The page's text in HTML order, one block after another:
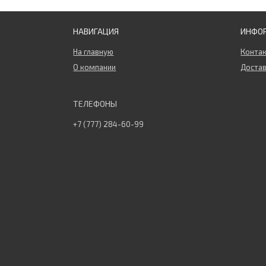
НАВИГАЦИЯ
На главную
О компании
+7 (777) 284-60-99